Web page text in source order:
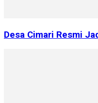
Desa Cimari Resmi